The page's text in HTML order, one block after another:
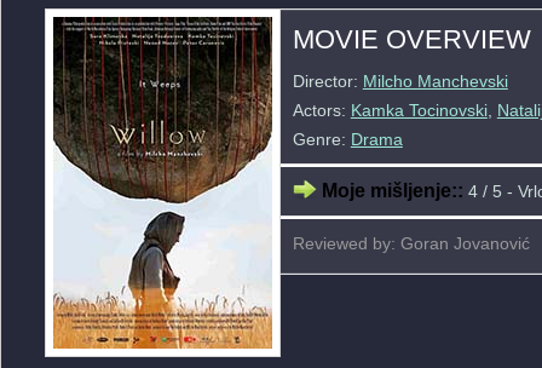
MOVIE OVERVIEW
Director: Milcho Manchevski
Actors: Kamka Tocinovski,
Genre: Drama
Moje mišljenje:: 4 / 5 -
Reviewed by: Goran Jovanović